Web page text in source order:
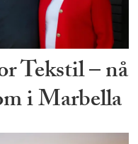
Tekstil – nå
i Marbella